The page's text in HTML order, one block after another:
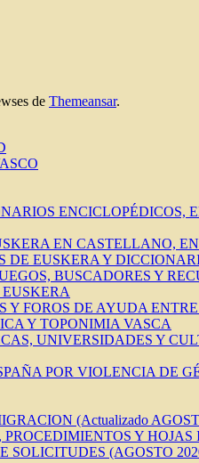
de Themeansar.
ENCICLOPÉDICOS,
EN CASTELLANO,
DE EUSKERA Y
BUSCADORES Y
EUSKERA
Y FOROS DE AYUDA
Y TOPONIMIA VASCA
UNIVERSIDADES Y
POR VIOLENCIA DE
(Actualizado
Y HOJAS
SOLICITUDES (AGOSTO